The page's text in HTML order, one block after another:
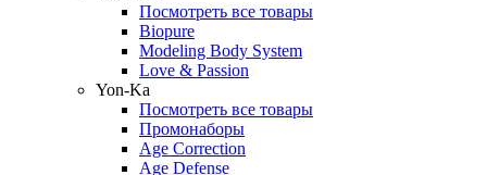
Посмотреть все товары
Biopure
Modeling Body System
Love & Passion
Yon-Ka
Посмотреть все товары
Промонаборы
Age Correction
Age Defense